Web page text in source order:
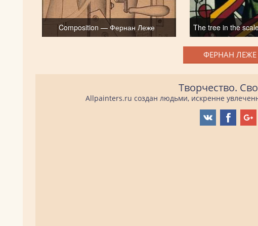
Composition — Фернан Леже The tree in the
ФЕРНАН ЛЕЖЕ
Творчество.
Allpainters.ru создан людьми, искренне